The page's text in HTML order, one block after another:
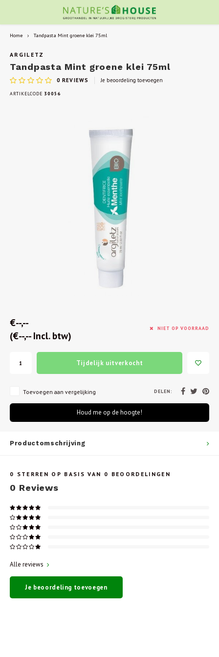
Home Tandpasta Mint groene klei 75ml
ARGILETZ
Tandpasta Mint groene klei 75ml
0 REVIEWS Je beoordeling toevoegen
ARTIKELCODE 30056
€--,--
(€--,-- Incl. btw)
NIET OP VOORRAAD
Tijdelijk uitverkocht
Toevoegen aan vergelijking DELEN:
Houd me op de hoogte!
Productomschrijving
0 STERREN OP BASIS VAN 0 BEOORDELINGEN
0 Reviews
Alle reviews
Je beoordeling toevoegen